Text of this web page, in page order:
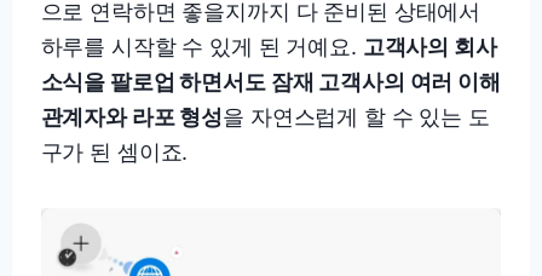
으로 연락하면 좋을지까지 다 준비된 상태에서
하루를 시작할 수 있게 된 거예요. 고객사의 회사
소식을 팔로업 하면서도 잠재 고객사의 여러 이해
관계자와 라포 형성을 자연스럽게 할 수 있는 도
구가 된 셈이죠.